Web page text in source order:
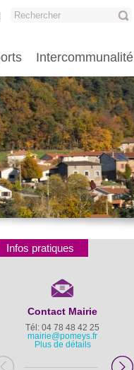
Intercommunalité
Infos pratiques
Contact Mairie
Tél: 04 78 48 42 25
mairie@pomeys.fr
Plus de détails